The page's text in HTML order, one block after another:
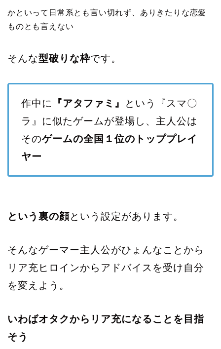
かといって日常系とも言い切れず、ありきたりな恋愛
ものとも言えない
そんな型破りな枠です。
作中に 『アタファミ』
という『スマ〇
ラ』に似たゲームが登場し、主人公は
そのゲームの全国１位のトッププレイ
ヤー
という裏の顔という設定があります。
そんなゲーマー主人公がひょんなことから
リア充ヒロインからアドバイスを受け自分
を変えよう。
いわばオタクからリア充になることを目指
そう